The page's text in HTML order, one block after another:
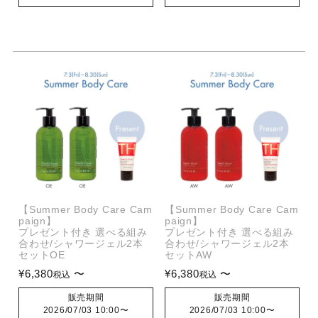
【Summer Body Care Cam
paign】
プレゼント付き 選べる組み
合わせ/シャワージェル2本
セットOE
¥6,380税込 〜
販売期間
2026/07/03 10:00〜
【Summer Body Care Cam
paign】
プレゼント付き 選べる組み
合わせ/シャワージェル2本
セットAW
¥6,380税込 〜
販売期間
2026/07/03 10:00〜